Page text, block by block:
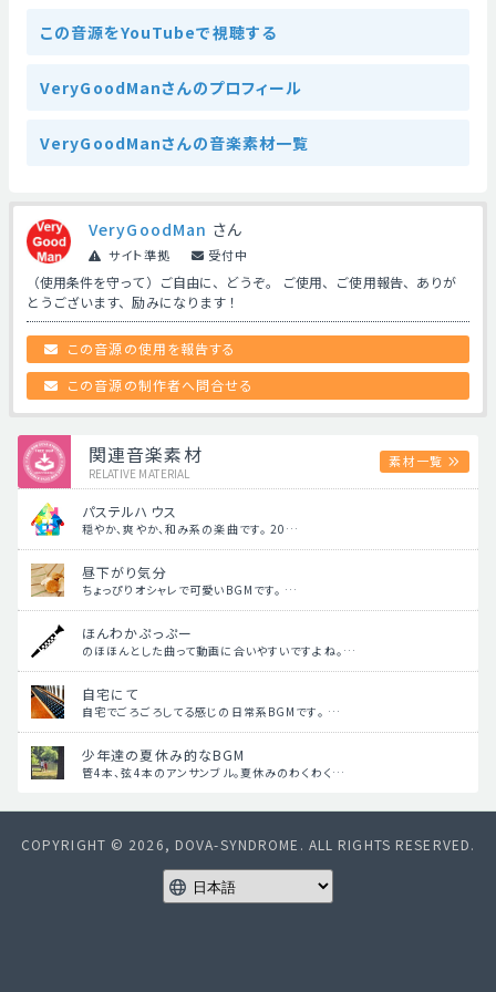
この音源をYouTubeで視聴する
VeryGoodManさんのプロフィール
VeryGoodManさんの音楽素材一覧
VeryGoodMan さん
サイト準拠 受付中
（使用条件を守って）ご自由に、どうぞ。 ご使用、ご使用報告、ありが
とうございます、励みになります！
この音源の使用を報告する
この音源の制作者へ問合せる
関連音楽素材
RELATIVE MATERIAL
素材一覧
パステルハウス
穏やか、爽やか、和み系の楽曲です。 20…
昼下がり気分
ちょっぴりオシャレで可愛いBGMです。 …
ほんわかぷっぷー
のほほんとした曲って動画に合いやすいですよね。…
自宅にて
自宅でごろごろしてる感じの日常系BGMです。 …
少年達の夏休み的なBGM
管4本、弦4本のアンサンブル。夏休みのわくわく…
COPYRIGHT © 2026, DOVA-SYNDROME. ALL RIGHTS RESERVED.